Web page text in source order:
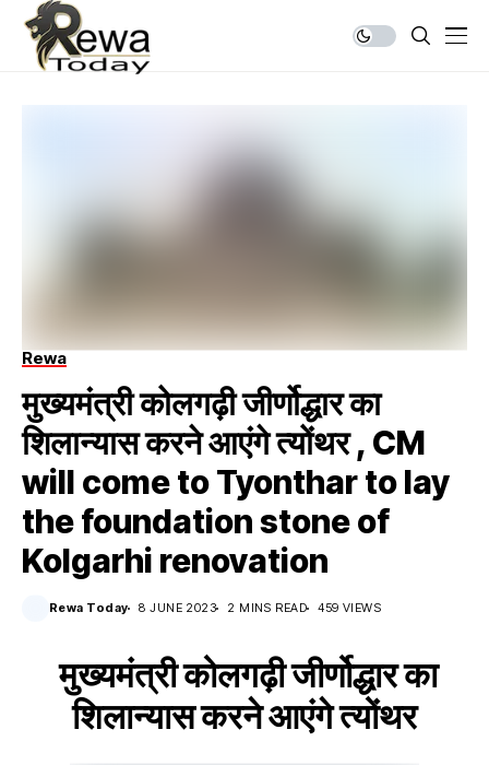
Rewa
मुख्यमंत्री कोलगढ़ी जीर्णोद्धार का
शिलान्यास करने आएंगे त्योंथर , CM
will come to Tyonthar to lay
the foundation stone of
Kolgarhi renovation
Rewa Today 8 JUNE 2023 2 MINS READ 459 VIEWS
मुख्यमंत्री कोलगढ़ी जीर्णोद्धार का
शिलान्यास करने आएंगे त्योंथर